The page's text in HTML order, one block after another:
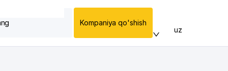
Kompaniya qo'shish
uz